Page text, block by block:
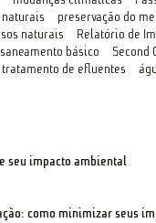
preservação do
naturais
Relatório de
saneamento básico
Second
tratamento de efluentes
seu impacto ambiental
como minimizar seus